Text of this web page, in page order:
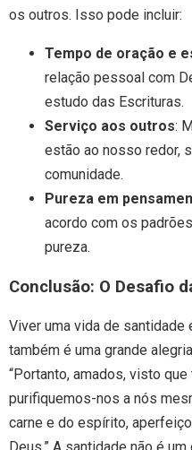
os outros. Isso pode incluir:
Tempo de oração e
relação pessoal com
estudo das Escrituras.
Serviço aos outros:
estão ao nosso redor,
comunidade.
Pureza em
acordo com os
pureza.
Conclusão: O Desafio
Viver uma vida de santidade
também é uma grande
“Portanto, amados, visto
purifiquemos-nos a nós
carne e do espírito,